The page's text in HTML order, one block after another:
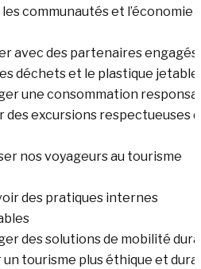
communautés et l’économie
avec des partenaires engagés
déchets et le plastique jetable
une consommation
des excursions respectueuses
nos voyageurs au tourisme
des pratiques internes
des solutions de mobilité
un tourisme plus éthique et